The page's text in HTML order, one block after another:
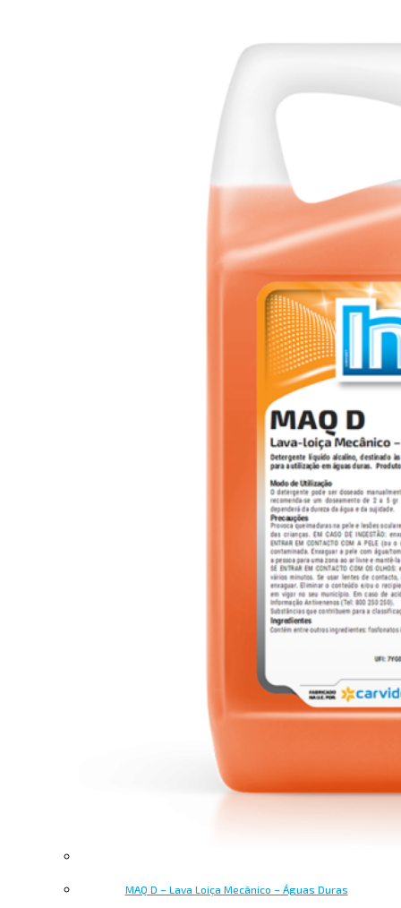
MAQ D – Lava Loiça Mecânico – Águas Duras